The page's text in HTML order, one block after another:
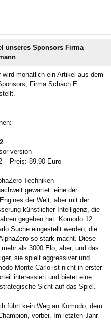
unseres Sponsors Firma
wird monatlich ein Artikel aus dem
Firma Schach E.
version
– Preis: 89,90 Euro
Techniken
gewartet: eine der
der Welt, aber mit der
künstlicher Intelligenz, die
gegeben hat: Komodo 12
Suche eingestellt werden, die
so stark macht. Diese
als 3000 Elo, aber, und das
sie spielt aggressiver und
Monte Carlo ist nicht in erster
interessiert und bietet eine
Sicht auf das Spiel.
führt kein Weg an Komodo, dem
vorbei. Im letzten Jahr